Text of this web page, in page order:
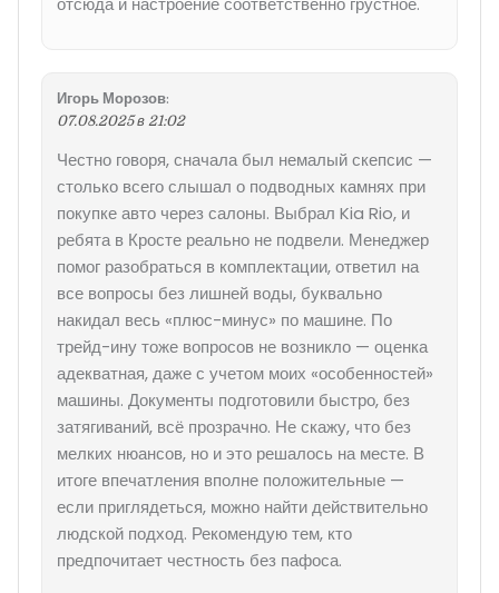
Игорь Морозов:
07.08.2025 в 21:02
Честно говоря, сначала был немалый скепсис —
столько всего слышал о подводных камнях при
покупке авто через салоны. Выбрал Kia Rio, и
ребята в Кросте реально не подвели. Менеджер
помог разобраться в комплектации, ответил на
все вопросы без лишней воды, буквально
накидал весь «плюс-минус» по машине. По
трейд-ину тоже вопросов не возникло — оценка
адекватная, даже с учетом моих «особенностей»
машины. Документы подготовили быстро, без
затягиваний, всё прозрачно. Не скажу, что без
мелких нюансов, но и это решалось на месте. В
итоге впечатления вполне положительные —
если приглядеться, можно найти действительно
людской подход. Рекомендую тем, кто
предпочитает честность без пафоса.